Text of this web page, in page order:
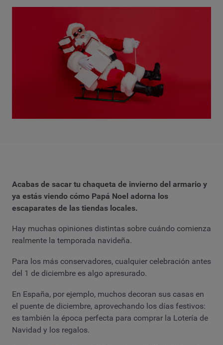
Acabas de sacar tu chaqueta de invierno del armario y
ya estás viendo cómo Papá Noel adorna los
escaparates de las tiendas locales.
Hay muchas opiniones distintas sobre cuándo comienza
realmente la temporada navideña.
Para los más conservadores, cualquier celebración antes
del 1 de diciembre es algo apresurado.
En España, por ejemplo, muchos decoran sus casas en
el puente de diciembre, aprovechando los días festivos:
es también la época perfecta para comprar la Lotería de
Navidad y los regalos.